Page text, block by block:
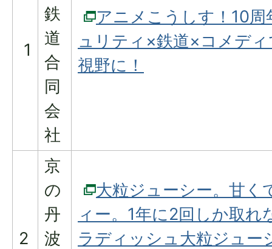
1
鉄
道
合
同
会
社
アニメこうしす！10周
ュリティ×鉄道×コメデ
視野に！
2
京
の
丹
波
大粒ジューシー。甘く
ィー。1年に2回しか取れ
ラディッシュ大粒ジュー